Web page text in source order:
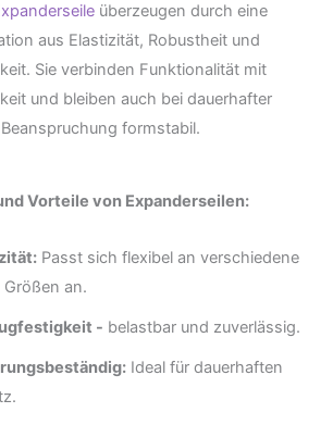
überzeugen durch eine
aus Elastizität, Robustheit und
Sie verbinden Funktionalität mit
und bleiben auch bei dauerhafter
Beanspruchung formstabil.
Vorteile von Expanderseilen:
Passt sich flexibel an verschiedene
an.
- belastbar und zuverlässig.
Ideal für dauerhaften